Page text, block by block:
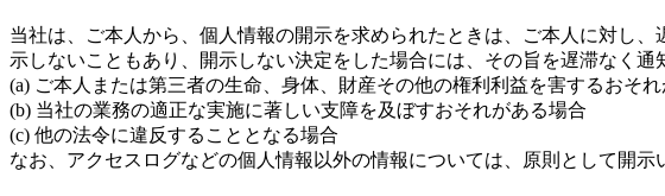
当社は、ご本人から、個人情報の開示を求められたときは、ご本人に対し
示しないこともあり、開示しない決定をした場合には、その旨を遅滞なく通
(a) ご本人または第三者の生命、身体、財産その他の権利利益を害するおそ
(b) 当社の業務の適正な実施に著しい支障を及ぼすおそれがある場合
(c) 他の法令に違反することとなる場合
なお、アクセスログなどの個人情報以外の情報については、原則として開示